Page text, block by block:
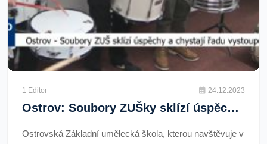
1 Editor 24.12.2023
Ostrov: Soubory ZUŠky sklízí úspěchy a chystají řadu vystoupení (TV Západ)
Ostrovská Základní umělecká škola, kterou navštěvuje v